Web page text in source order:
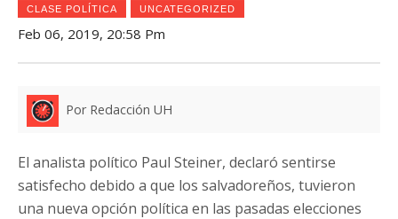
CLASE POLÍTICA UNCATEGORIZED
Feb 06, 2019, 20:58 Pm
Por Redacción UH
El analista político Paul Steiner, declaró sentirse
satisfecho debido a que los salvadoreños, tuvieron
una nueva opción política en las pasadas elecciones